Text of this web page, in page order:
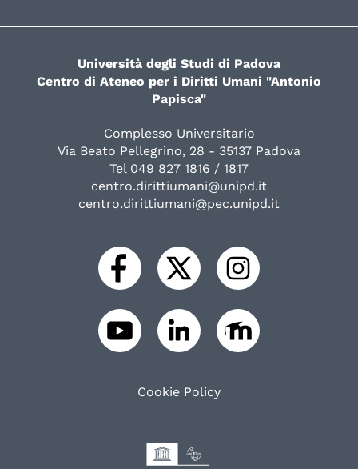
Università degli Studi di Padova
Centro di Ateneo per i Diritti Umani "Antonio
Papisca"
Complesso Universitario
Via Beato Pellegrino, 28 - 35137 Padova
Tel 049 827 1816 / 1817
centro.dirittiumani@unipd.it
centro.dirittiumani@pec.unipd.it
Cookie Policy